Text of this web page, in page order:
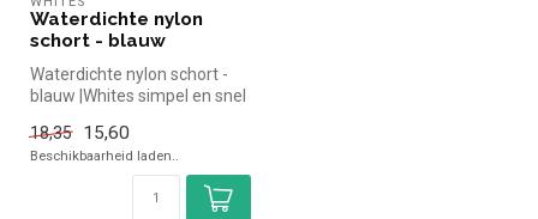
Waterdichte nylon
schort - blauw
Waterdichte nylon schort -
blauw |Whites simpel en snel
18,35
15,60
Beschikbaarheid laden..